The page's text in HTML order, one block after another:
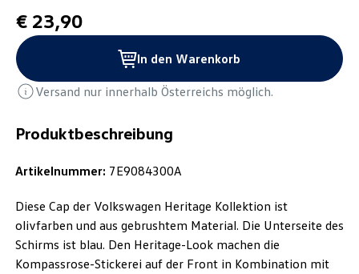
Produktbeschreibung
Artikelnummer: 7E9084300A
Diese Cap der Volkswagen Heritage Kollektion ist
olivfarben und aus gebrushtem Material. Die Unterseite des
Schirms ist blau. Den Heritage-Look machen die
Kompassrose-Stickerei auf der Front in Kombination mit
€ 23,90
In den Warenkorb
Versand nur innerhalb Österreichs möglich.